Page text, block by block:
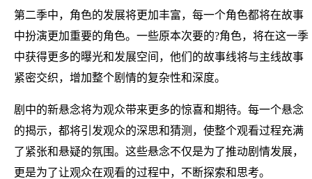
第二季中，角色的发展将更加丰富，每一个角色都将在故事
中扮演更加重要的角色。一些原本次要的?角色，将在这一季
中获得更多的曝光和发展空间，他们的故事线将与主线故事
紧密交织，增加整个剧情的复杂性和深度。
剧中的新悬念将为观众带来更多的惊喜和期待。每一个悬念
的揭示，都将引发观众的深思和猜测，使整个观看过程充满
了紧张和悬疑的氛围。这些悬念不仅是为了推动剧情发展，
更是为了让观众在观看的过程中，不断探索和思考。